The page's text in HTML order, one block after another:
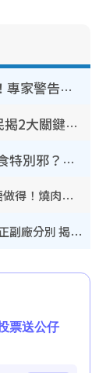
行李清潔｜車轆污糟過馬桶58倍！專家警告忌用酒精抹 教1招免污手除菌
裝修拆鐵閘隨時變賊人目標？網民揭2大關鍵用途：裝新式等於白裝？附新舊鐵閘分別
鬼門開2026｜農曆七月撞正日全食特別邪？專家警告切忌做一事！揭4大禁忌+2招保平安
鬼門開2026｜8.13鬼節禁忌 22件事唔做得！燒肉、刺身要少食？半夜勿吹口哨/打呢個電話
網傳公院改用內地/副廠藥？醫生拆解正副廠分別 揭4類人換藥隨時出事